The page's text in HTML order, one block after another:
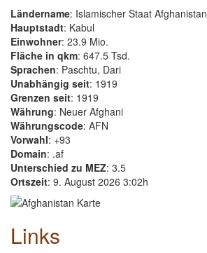
Ländername: Islamischer Staat Afghanistan
Hauptstadt: Kabul
Einwohner: 23.9 Mio.
Fläche in qkm: 647.5 Tsd.
Sprachen: Paschtu, Dari
Unabhängig seit: 1919
Grenzen seit: 1919
Währung: Neuer Afghani
Währungscode: AFN
Vorwahl: +93
Domain: .af
Unterschied zu MEZ: 3.5
Ortszeit: 9. August 2026 3:02h
Links